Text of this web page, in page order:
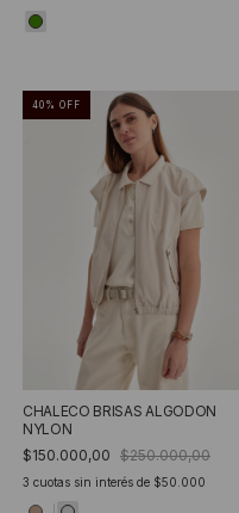
40 % OFF
CHALECO BRISAS ALGODON
NYLON
$150.000,00 $250.000,00
3 cuotas sin interés de $50.000